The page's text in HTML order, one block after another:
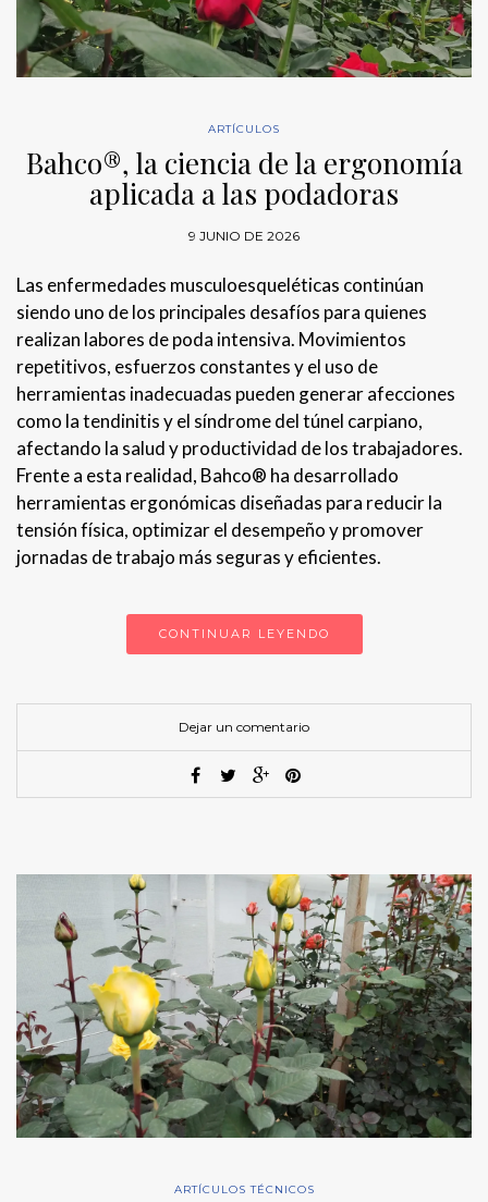
ARTÍCULOS
Bahco®, la ciencia de la ergonomía
aplicada a las podadoras
9 JUNIO DE 2026
Las enfermedades musculoesqueléticas continúan
siendo uno de los principales desafíos para quienes
realizan labores de poda intensiva. Movimientos
repetitivos, esfuerzos constantes y el uso de
herramientas inadecuadas pueden generar afecciones
como la tendinitis y el síndrome del túnel carpiano,
afectando la salud y productividad de los trabajadores.
Frente a esta realidad, Bahco® ha desarrollado
herramientas ergonómicas diseñadas para reducir la
tensión física, optimizar el desempeño y promover
jornadas de trabajo más seguras y eficientes.
CONTINUAR LEYENDO
Dejar un comentario
ARTÍCULOS TÉCNICOS